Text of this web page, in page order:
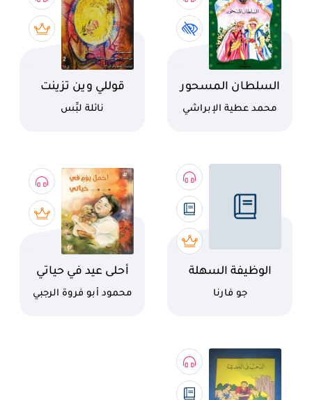
اسم الكتاب
السلطان المسحور
كاتب
محمد عطية الإبراشي
اسم الكتاب
قوللي وين تزينت
كاتب
نائلة لبِّس
اسم الكتاب
الوظيفة السهلة
كاتب
جو فارنا
اسم الكتاب
أحلى عيد في حياتي
كاتب
محمود أبو فروة الرجبي